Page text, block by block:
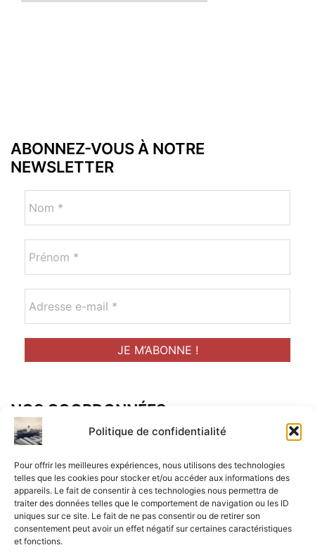
Politique de confidentialité
Pour offrir les meilleures expériences, nous utilisons des technologies
telles que les cookies pour stocker et/ou accéder aux informations des
appareils. Le fait de consentir à ces technologies nous permettra de
traiter des données telles que le comportement de navigation ou les ID
uniques sur ce site. Le fait de ne pas consentir ou de retirer son
consentement peut avoir un effet négatif sur certaines caractéristiques
et fonctions.
ABONNEZ-VOUS À NOTRE
NEWSLETTER
NOS COORDONNÉES
Adresse postal :
ALCF
34 Rue René Brunen
33950 LEGE CAP-FERRET
Mail :
contact@aperitif-litteraire-cap-ferret.fr